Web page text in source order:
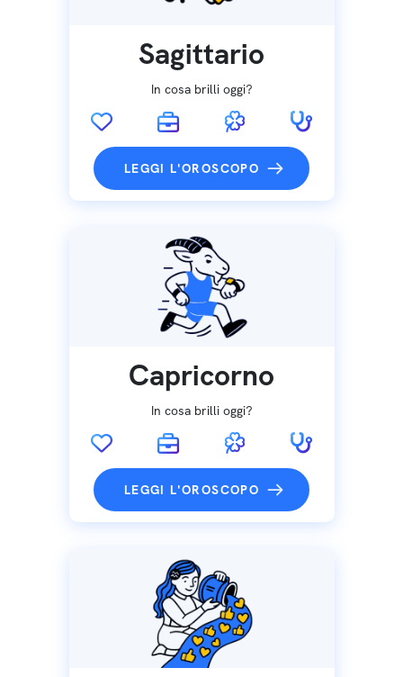
Sagittario
In cosa brilli oggi?
LEGGI L'OROSCOPO
Capricorno
In cosa brilli oggi?
LEGGI L'OROSCOPO